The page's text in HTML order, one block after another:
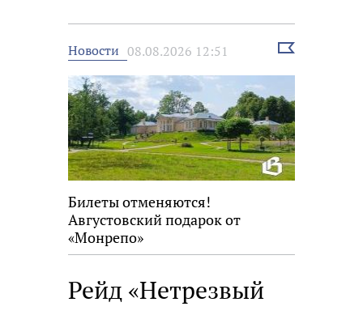
Новости 08.08.2026 12:51
Выбрать
Билеты отменяются!
Августовский подарок от
«Монрепо»
Рейд «Нетрезвый